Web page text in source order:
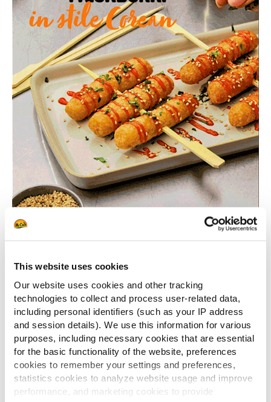
This website uses cookies
Our website uses cookies and other tracking
technologies to collect and process user-related data,
including personal identifiers (such as your IP address
and session details). We use this information for various
purposes, including necessary cookies that are essential
for the basic functionality of the website, preferences
cookies to remember your settings and preferences,
statistics cookies to analyze website usage and improve
performance, and marketing cookies to provide
Sfoglia ora le idee di piatti
firmati McCain P!ckers
Compila il form qui sotto per ricevere via email il